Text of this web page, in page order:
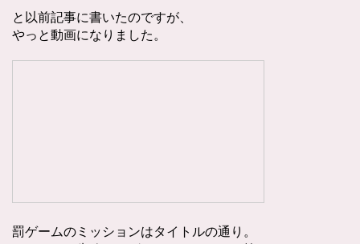
と以前記事に書いたのですが、
やっと動画になりました。
罰ゲームのミッションはタイトルの通り。